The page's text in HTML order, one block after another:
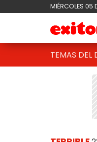
MIÉRCOLES 05
TEMAS DEL